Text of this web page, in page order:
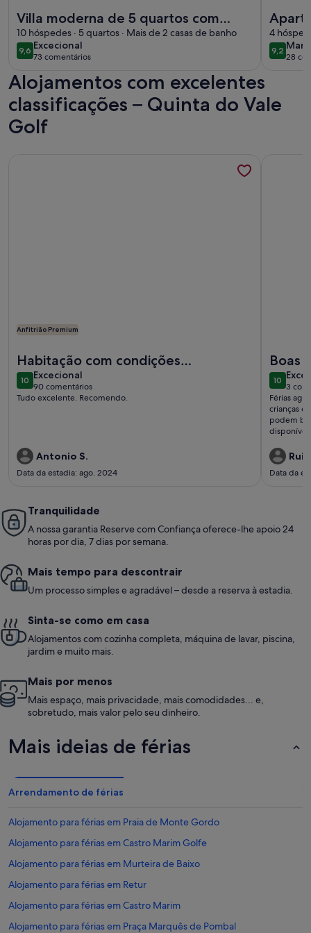
Villa moderna de 5 quartos com
grande piscina privada na fronteira
espanhola e portuguesa
10 hóspedes · 5 quartos · Mais de 2 casas de banho
9,69,6 de 10
Excecional
excecional
73 comentários
(73
comentários)
4
9,29,2 de
28
(28
Alojamentos com excelentes
classificações – Quinta do Vale
Golf
Anfitrião Premium
Habitação com condições
excelentes
1010 de 10
Excecional
excecional
90 comentários
(90
Tudo excelente. Recomendo.
Antonio S.
Data da estadia: ago. 2024
Mais informações sobre o Apartamento de luxo na praia
Boas
1010 de 10
3
(3
Férias
crianças é
podem
disponível.
Rui
Data da
Tranquilidade
A nossa garantia Reserve com Confiança oferece-lhe apoio 24
horas por dia, 7 dias por semana.
Mais tempo para descontrair
Um processo simples e agradável – desde a reserva à estadia.
Sinta-se como em casa
Alojamentos com cozinha completa, máquina de lavar, piscina,
jardim e muito mais.
Mais por menos
Mais espaço, mais privacidade, mais comodidades... e,
sobretudo, mais valor pelo seu dinheiro.
Mais ideias de férias
Arrendamento de férias
Alojamento para férias em Praia de Monte Gordo
Alojamento para férias em Castro Marim Golfe
Alojamento para férias em Murteira de Baixo
Alojamento para férias em Retur
Alojamento para férias em Castro Marim
Alojamento para férias em Praça Marquês de Pombal